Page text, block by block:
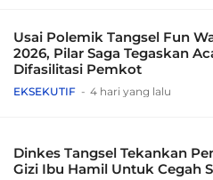
Usai Polemik Tangsel Fun
2026, Pilar Saga Tegaskan
Difasilitasi Pemkot
EKSEKUTIF 4 hari yang lalu
Dinkes Tangsel Tekankan
Gizi Ibu Hamil Untuk Cegah